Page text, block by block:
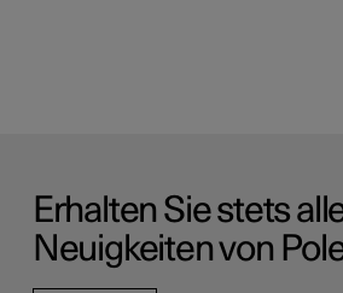
Erhalten Sie stets
Neuigkeiten von